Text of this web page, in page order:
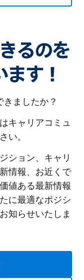
るのを
す！
ましたか？
キャリアコミュ
い。
ション、キャリ
情報、お近くで
値ある最新情報
に最適なポジシ
知らせいたしま